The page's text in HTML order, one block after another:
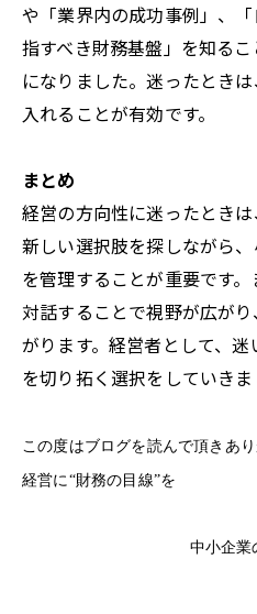
や「業界内の成功事例」、
指すべき財務基盤」を知る
になりました。迷ったとき
入れることが有効です。
まとめ
経営の方向性に迷ったときは
新しい選択肢を探しながら
を管理することが重要です
対話することで視野が広が
がります。経営者として、
を切り拓く選択をしていきま
この度はブログを読んで頂きあ
経営に“財務の目線”を
中小企